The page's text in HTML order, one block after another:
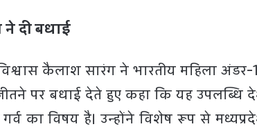
ने दी बधाई
कैलाश सारंग ने भारतीय महिला अंडर-
पर बधाई देते हुए कहा कि यह उपलब्धि
का विषय है। उन्होंने विशेष रूप से